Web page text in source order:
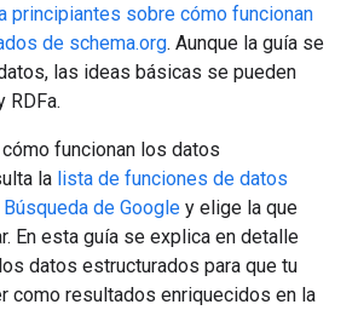
principiantes sobre cómo funcionan
de schema.org. Aunque la guía se
las ideas básicas se pueden
RDFa.
funcionan los datos
la lista de funciones de datos
de Google y elige la que
En esta guía se explica en detalle
datos estructurados para que tu
como resultados enriquecidos en la